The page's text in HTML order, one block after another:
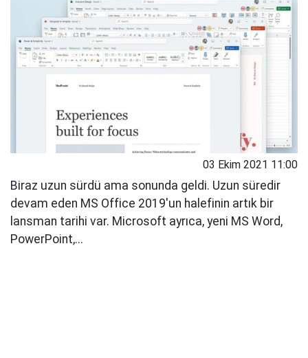
03 Ekim 2021 11:00
Biraz uzun sürdü ama sonunda geldi. Uzun süredir
devam eden MS Office 2019'un halefinin artık bir
lansman tarihi var. Microsoft ayrıca, yeni MS Word,
PowerPoint,...